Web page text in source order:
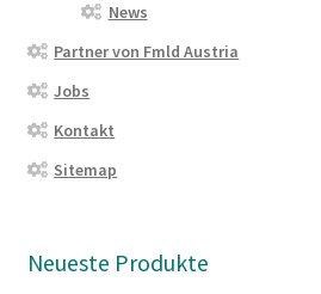
News
Partner von Fmld Austria
Jobs
Kontakt
Sitemap
Neueste Produkte